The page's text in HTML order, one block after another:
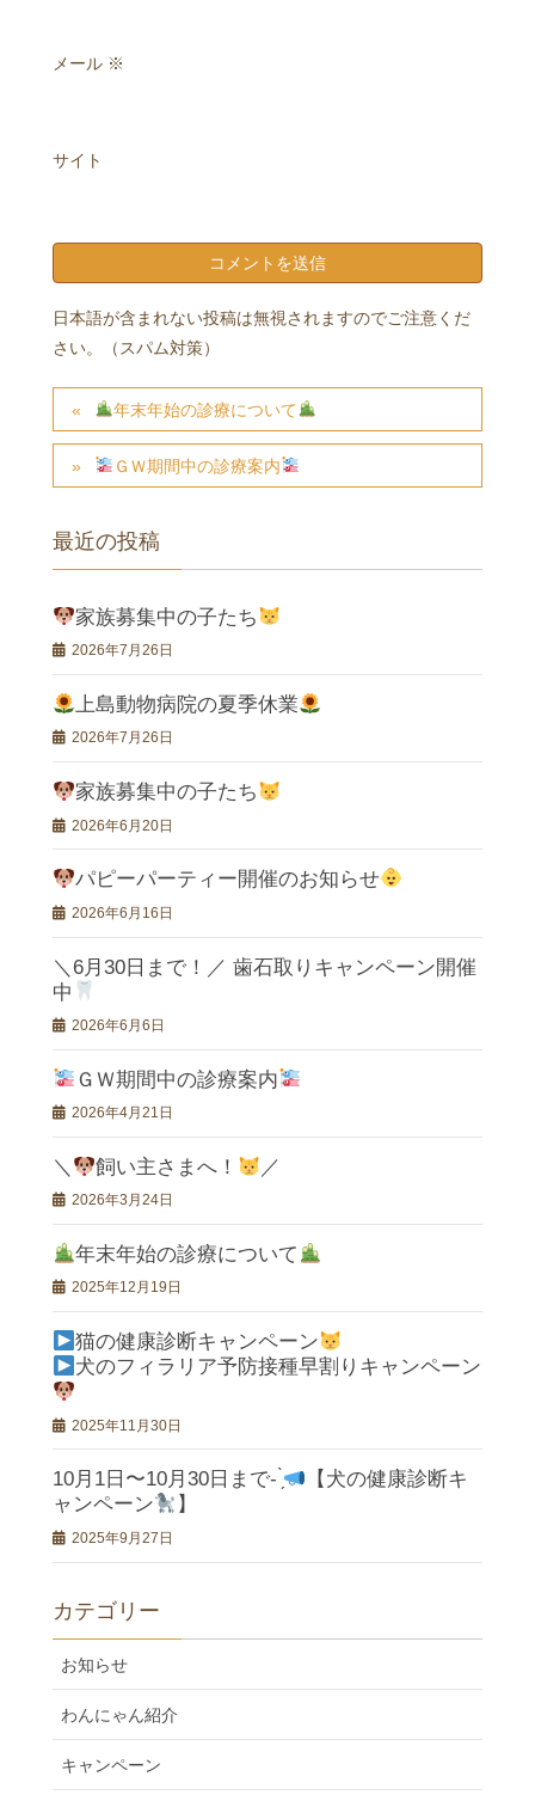
メール ※
サイト
日本語が含まれない投稿は無視されますのでご注意くだ
さい。（スパム対策）
年末年始の診療について
ＧＷ期間中の診療案内
最近の投稿
家族募集中の子たち
2026年7月26日
上島動物病院の夏季休業
2026年7月26日
家族募集中の子たち
2026年6月20日
パピーパーティー開催のお知らせ
2026年6月16日
＼6月30日まで！／ 歯石取りキャンペーン開催
中
2026年6月6日
ＧＷ期間中の診療案内
2026年4月21日
＼ 飼い主さまへ！ ／
2026年3月24日
年末年始の診療について
2025年12月19日
猫の健康診断キャンペーン
犬のフィラリア予防接種早割りキャンペーン
2025年11月30日
10月1日〜10月30日まで- ̗̀
【犬の健康診断キ
ャンペーン
】
2025年9月27日
カテゴリー
お知らせ
わんにゃん紹介
キャンペーン